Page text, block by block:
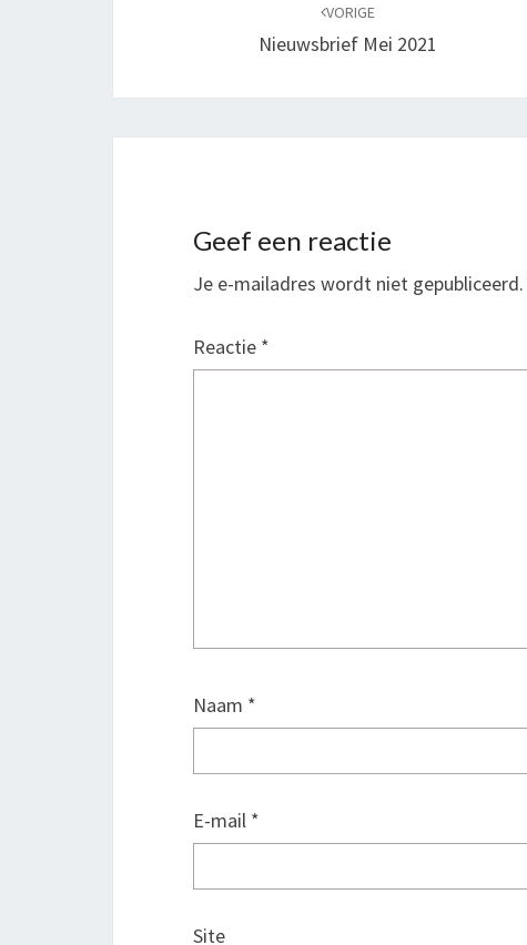
VORIGE
Nieuwsbrief Mei 2021
Geef een reactie
Je e-mailadres wordt niet gepubliceerd.
Reactie *
Naam *
E-mail *
Site